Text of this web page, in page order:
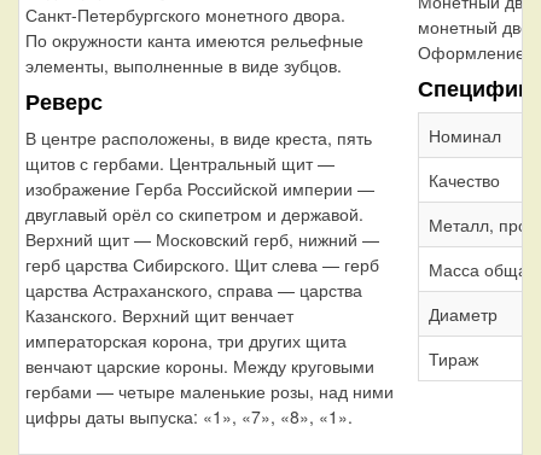
Санкт-Петербургского монетного двора.
По окружности канта имеются рельефные
элементы, выполненные в виде зубцов.
Реверс
В центре расположены, в виде креста, пять
щитов с гербами. Центральный щит —
изображение Герба Российской империи —
двуглавый орёл со скипетром и державой.
Верхний щит — Московский герб, нижний —
герб царства Сибирского. Щит слева — герб
царства Астраханского, справа — царства
Казанского. Верхний щит венчает
императорская корона, три других щита
венчают царские короны. Между круговыми
гербами — четыре маленькие розы, над ними
цифры даты выпуска: «1», «7», «8», «1».
монетный двор
Оформление
Номинал
Качество
Металл,
Масса общая
Диаметр
Тираж